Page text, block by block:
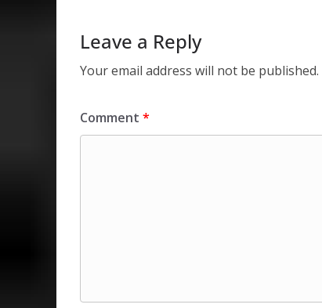
p k
Leave a Reply
Your email address will not be published.
Comment *